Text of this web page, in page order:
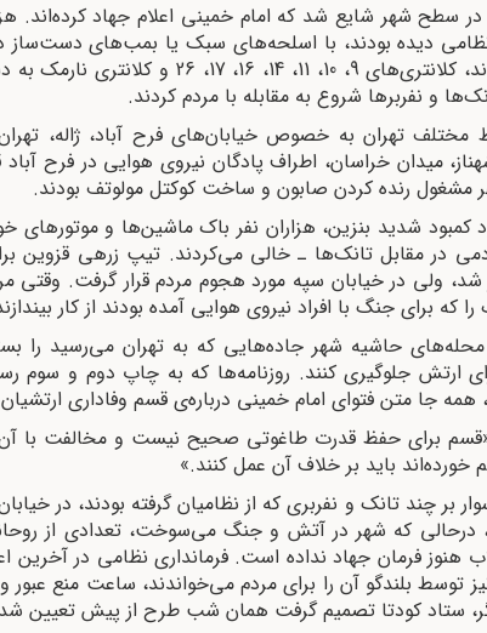
در سطح شهر شایع شد که امام خمینی اعلام جهاد
دیده بودند، با اسلحه‌های سبک یا بمب‌های دست‌ساز
حمله بردند، کلانتری‌های 9، 10، 11،
و نفربرها شروع به مقابله با مردم کردند.
مختلف تهران به خصوص خیابان‌های فرح آباد، ژاله، تهران
میدان خراسان، اطراف پادگان نیروی هوایی در فرح
مشغول رنده کردن صابون و ساخت کوکتل مولوتف بودند.
کمبود شدید بنزین، هزاران نفر باک ماشین‌ها و موتورهای
در مقابل تانک‌ها ـ خالی می‌کردند. تیپ زرهی قزوین
شد، ولی در خیابان سپه مورد هجوم مردم قرار گرفت. وقتی
که برای جنگ با افراد نیروی هوایی آمده بودند از کار
حاشیه شهر جاده‌‌هایی که به تهران می‌رسید را
ارتش جلوگیری کنند. روزنامه‌ها که به چاپ دوم و سوم
جا متن فتوای امام خمینی درباره‌ی قسم وفاداری
برای حفظ قدرت طاغوتی صحیح نیست و مخالفت با
خورده‌اند باید بر خلاف آن عمل کنند.»
بر چند تانک و نفربری که از نظامیان گرفته بودند، در
درحالی که شهر در آتش و جنگ می‌سوخت، تعدادی از
هنوز فرمان جهاد نداده است. فرمانداری نظامی در
توسط بلندگو آن را برای مردم می‌خواندند، ساعت منع عبور
ستاد کودتا تصمیم گرفت همان شب طرح از پیش تعیین شده